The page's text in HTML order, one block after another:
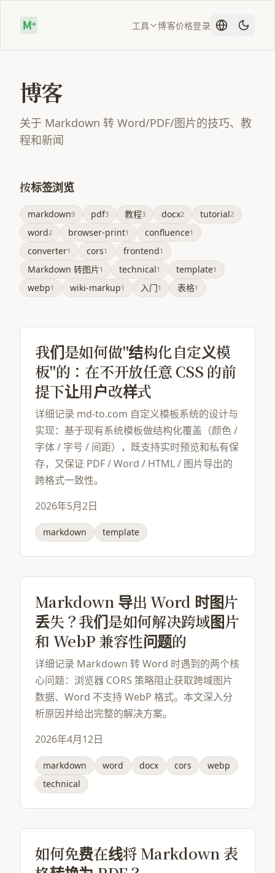
工具 博客价格登录
博客
关于 Markdown 转 Word/PDF/图片的技巧、教
程和新闻
按标签浏览
markdown9 pdf3 教程3 docx2 tutorial2
word2 browser-print1 confluence1
converter1 cors1 frontend1
Markdown 转图片1 technical1 template1
webp1 wiki-markup1 入门1 表格1
我们是如何做"结构化自定义模
板"的：在不开放任意 CSS 的前
提下让用户改样式
详细记录 md-to.com 自定义模板系统的设计与
实现：基于现有系统模板做结构化覆盖（颜色 /
字体 / 字号 / 间距），既支持实时预览和私有保
存，又保证 PDF / Word / HTML / 图片导出的
跨格式一致性。
2026年5月2日
markdown template
Markdown 导出 Word 时图片
丢失？我们是如何解决跨域图片
和 WebP 兼容性问题的
详细记录 Markdown 转 Word 时遇到的两个核
心问题：浏览器 CORS 策略阻止获取跨域图片
数据、Word 不支持 WebP 格式。本文深入分
析原因并给出完整的解决方案。
2026年4月12日
markdown word docx cors
webp
technical
如何免费在线将 Markdown 表